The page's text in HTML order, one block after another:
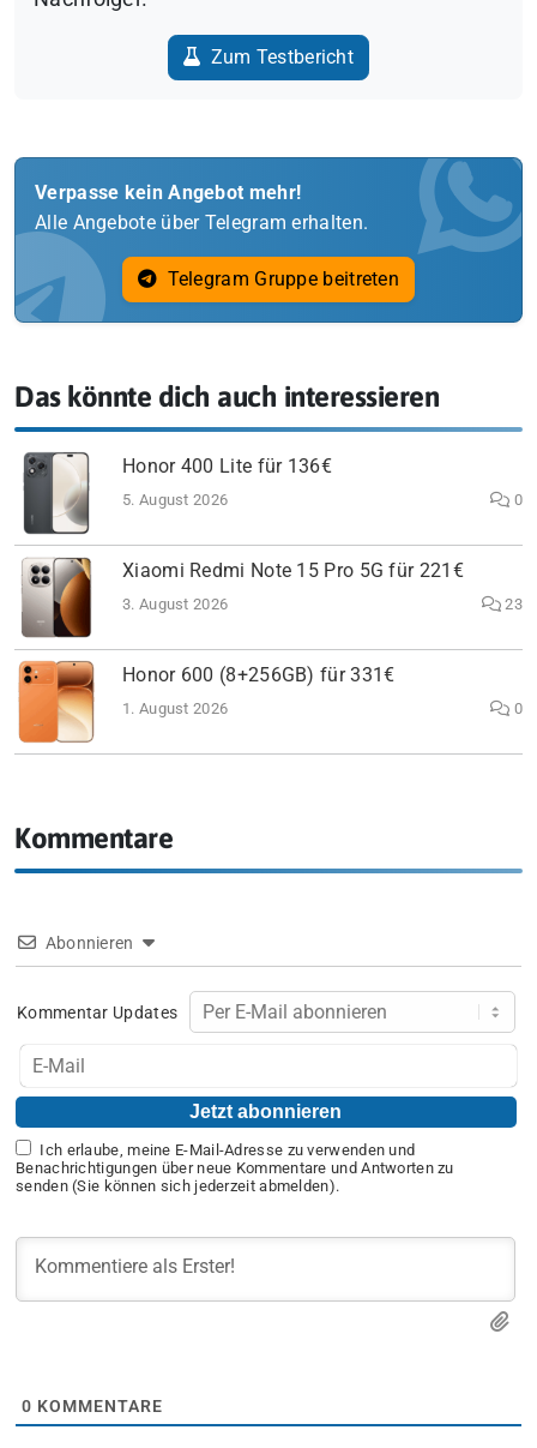
Zum Testbericht
Verpasse kein Angebot mehr!
Alle Angebote über Telegram erhalten.
Telegram Gruppe beitreten
Das könnte dich auch interessieren
Honor 400 Lite für 136€
5. August 2026 0
Xiaomi Redmi Note 15 Pro 5G für 221€
3. August 2026 23
Honor 600 (8+256GB) für 331€
1. August 2026 0
Kommentare
Abonnieren
Kommentar Updates
Ich erlaube, meine E-Mail-Adresse zu verwenden und
Benachrichtigungen über neue Kommentare und Antworten zu
senden (Sie können sich jederzeit abmelden).
0 KOMMENTARE